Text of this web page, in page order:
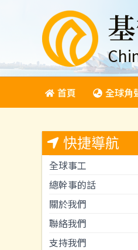
內
容
首頁 全球角
快捷導航
全球事工
總幹事的話
關於我們
聯絡我們
支持我們